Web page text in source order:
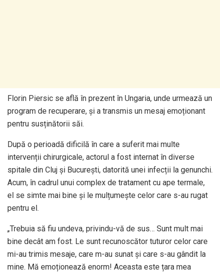
Florin Piersic se află în prezent în Ungaria, unde urmează un
program de recuperare, și a transmis un mesaj emoționant
pentru susținătorii săi.
După o perioadă dificilă în care a suferit mai multe
intervenții chirurgicale, actorul a fost internat în diverse
spitale din Cluj și București, datorită unei infecții la genunchi.
Acum, în cadrul unui complex de tratament cu ape termale,
el se simte mai bine și le mulțumește celor care s-au rugat
pentru el.
„Trebuia să fiu undeva, privindu-vă de sus… Sunt mult mai
bine decât am fost. Le sunt recunoscător tuturor celor care
mi-au trimis mesaje, care m-au sunat și care s-au gândit la
mine. Mă emoționează enorm! Aceasta este țara mea